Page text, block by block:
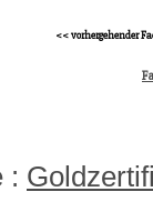
<< vorhergehender
: